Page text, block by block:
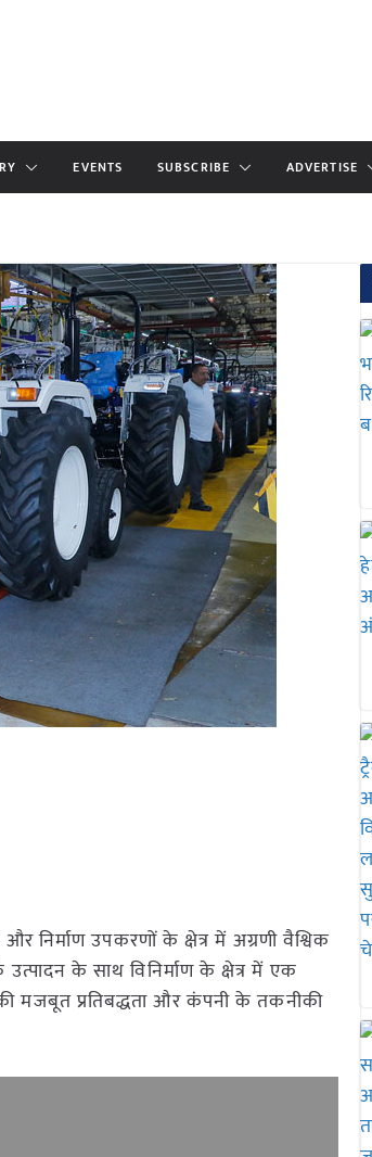
EVENTS SUBSCRIBE ADVERTISE
निर्माण उपकरणों के क्षेत्र में अग्रणी वैश्विक
के साथ विनिर्माण के क्षेत्र में एक
मजबूत प्रतिबद्धता और कंपनी के तकनीकी